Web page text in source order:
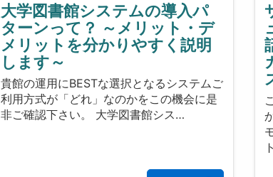
大学図書館システムの導入パ
ターンって？ ～メリット・デ
メリットを分かりやすく説明
します～
貴館の運用にBESTな選択となるシステムご
利用方式が「どれ」なのかをこの機会に是
非ご確認下さい。 大学図書館シス…